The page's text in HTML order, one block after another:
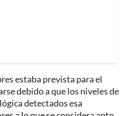
estaba prevista para el
debido a que los niveles de
detectados esa